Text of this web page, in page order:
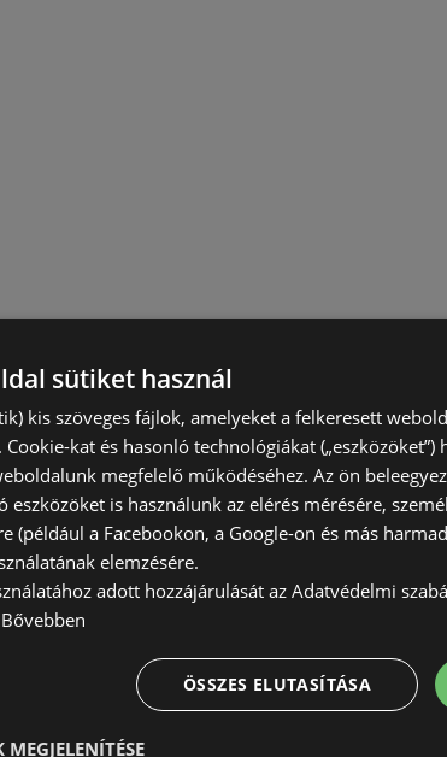
sütiket használ
kis szöveges fájlok, amelyeket a felkeresett
kat és hasonló technológiákat („eszközöket”)
megfelelő működéséhez. Az ön
eszközöket is használunk az elérés mérésére,
(például a Facebookon, a Google-on és más
elemzésére.
adott hozzájárulását az Adatvédelmi
Bővebben
ÖSSZES ELUTASÍTÁSA
MEGJELENÍTÉSE